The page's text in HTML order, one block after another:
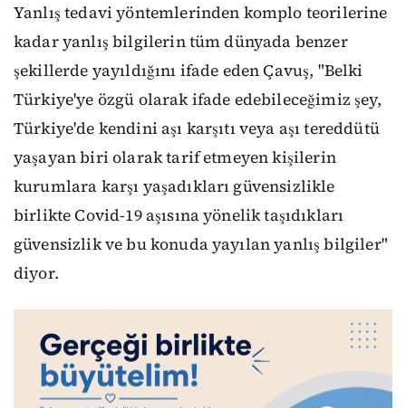
Yanlış tedavi yöntemlerinden komplo teorilerine
kadar yanlış bilgilerin tüm dünyada benzer
şekillerde yayıldığını ifade eden Çavuş, "Belki
Türkiye'ye özgü olarak ifade edebileceğimiz şey,
Türkiye'de kendini aşı karşıtı veya aşı tereddütü
yaşayan biri olarak tarif etmeyen kişilerin
kurumlara karşı yaşadıkları güvensizlikle
birlikte Covid-19 aşısına yönelik taşıdıkları
güvensizlik ve bu konuda yayılan yanlış bilgiler"
diyor.